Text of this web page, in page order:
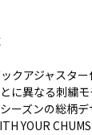
クアジャスター
に異なる刺繍モ
ーズンの総柄
YOUR